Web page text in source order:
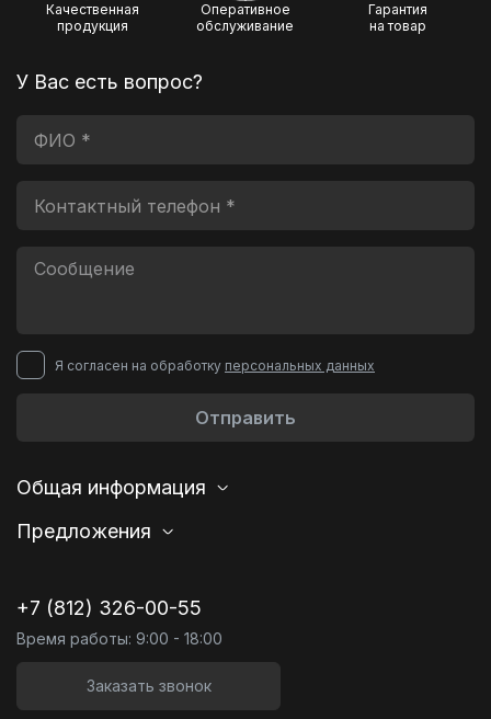
Качественная
продукция
Оперативное
обслуживание
Гарантия
на товар
У Вас есть вопрос?
Я согласен на обработку персональных данных
Отправить
Общая информация
Предложения
+7 (812) 326-00-55
Время работы: 9:00 - 18:00
Заказать звонок